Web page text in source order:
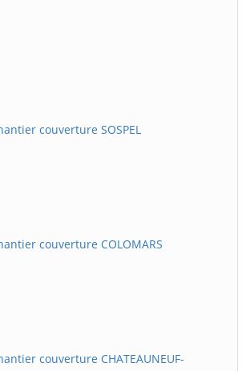
couverture SOSPEL
couverture COLOMARS
couverture CHATEAUNEUF-